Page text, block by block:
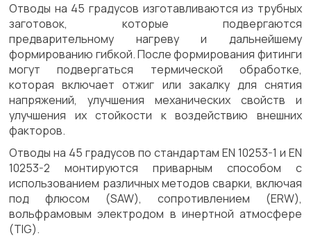
Отводы на 45 градусов изготавливаются из трубных
заготовок, которые подвергаются
предварительному нагреву и дальнейшему
формированию гибкой. После формирования фитинги
могут подвергаться термической обработке,
которая включает отжиг или закалку для снятия
напряжений, улучшения механических свойств и
улучшения их стойкости к воздействию внешних
факторов.
Отводы на 45 градусов по стандартам EN 10253-1 и EN
10253-2 монтируются приварным способом с
использованием различных методов сварки, включая
под флюсом (SAW), сопротивлением (ERW),
вольфрамовым электродом в инертной атмосфере
(TIG).